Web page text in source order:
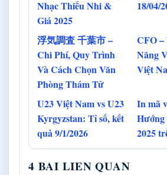
Nhạc Thiếu Nhi &
Giá 2025
18/04/
浮気調査 千葉市 –
Chi Phí, Quy Trình
Và Cách Chọn Văn
Phòng Thám Tử
CFO
Năng
Việt
U23 Việt Nam vs U23
Kyrgyzstan: Tỉ số, kết
quả 9/1/2026
In mã
Hướng
2025
4 BAI LIEN QUAN